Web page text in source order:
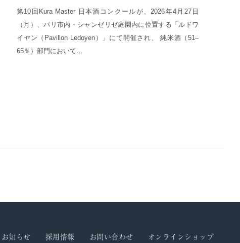
第10回Kura Master 日本酒コンクールが、2026年4月27日
（月）、パリ市内・シャンゼリゼ庭園内に位置する「ルドワ
イヤン（Pavillon Ledoyen）」にて開催され、 純米酒（51–
65％）部門において…
お知らせ 採用情報 お問い合わせ オンラインショップ